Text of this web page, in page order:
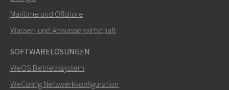
Weitere Kontaktmöglichkeiten
+46 16 42 80 00
info@westermo.com
Maritime und Offshore
Wasser- und Abwasserwirtschaft
SOFTWARELÖSUNGEN
WeOS Betriebssystem
WeConfig Netzwerkkonfiguration